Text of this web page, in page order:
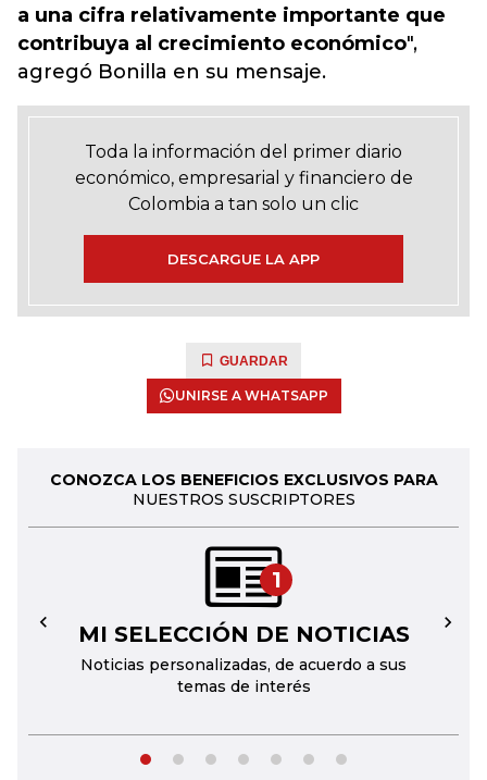
a una cifra relativamente importante que
contribuya al crecimiento económico",
agregó Bonilla en su mensaje.
Toda la información del primer diario
económico, empresarial y financiero de
Colombia a tan solo un clic
DESCARGUE LA APP
GUARDAR
UNIRSE A WHATSAPP
CONOZCA LOS BENEFICIOS EXCLUSIVOS PARA
NUESTROS SUSCRIPTORES
1
MI SELECCIÓN DE NOTICIAS
Noticias personalizadas, de acuerdo a sus
temas de interés
← →